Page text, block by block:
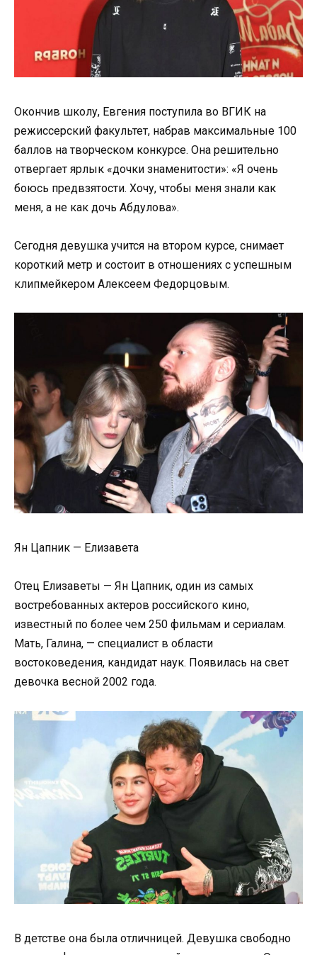
Окончив школу, Евгения поступила во ВГИК на
режиссерский факультет, набрав максимальные 100
баллов на творческом конкурсе. Она решительно
отвергает ярлык «дочки знаменитости»: «Я очень
боюсь предвзятости. Хочу, чтобы меня знали как
меня, а не как дочь Абдулова».
Сегодня девушка учится на втором курсе, снимает
короткий метр и состоит в отношениях с успешным
клипмейкером Алексеем Федорцовым.
Ян Цапник — Елизавета
Отец Елизаветы — Ян Цапник, один из самых
востребованных актеров российского кино,
известный по более чем 250 фильмам и сериалам.
Мать, Галина, — специалист в области
востоковедения, кандидат наук. Появилась на свет
девочка весной 2002 года.
В детстве она была отличницей. Девушка свободно